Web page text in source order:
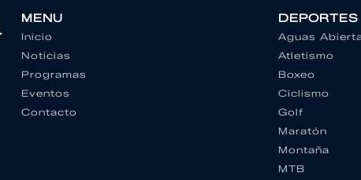
MENU
Inicio
Noticias
Programas
Eventos
Contacto
DEPORTES
Aguas
Atletismo
Boxeo
Ciclismo
Golf
Maratón
Montaña
MTB